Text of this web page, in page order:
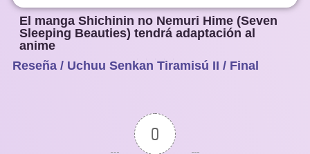
El manga Shichinin no Nemuri Hime (Seven
Sleeping Beauties) tendrá adaptación al
anime
Reseña / Uchuu Senkan Tiramisú II / Final
0